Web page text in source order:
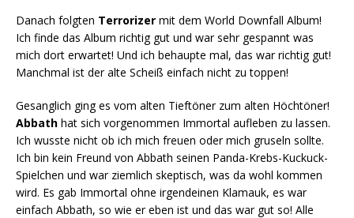
Danach folgten Terrorizer mit dem World Downfall Album!
Ich finde das Album richtig gut und war sehr gespannt was
mich dort erwartet! Und ich behaupte mal, das war richtig gut!
Manchmal ist der alte Scheiß einfach nicht zu toppen!
Gesanglich ging es vom alten Tieftöner zum alten Höchtöner!
Abbath hat sich vorgenommen Immortal aufleben zu lassen.
Ich wusste nicht ob ich mich freuen oder mich gruseln sollte.
Ich bin kein Freund von Abbath seinen Panda-Krebs-Kuckuck-
Spielchen und war ziemlich skeptisch, was da wohl kommen
wird. Es gab Immortal ohne irgendeinen Klamauk, es war
einfach Abbath, so wie er eben ist und das war gut so! Alle